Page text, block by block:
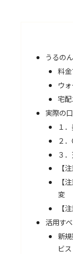
うるの
料
ウ
宅
実際の
１
２
３
【
【
変
【
活用す
新
ビス